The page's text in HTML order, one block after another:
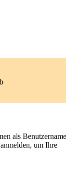
als
um Ihre